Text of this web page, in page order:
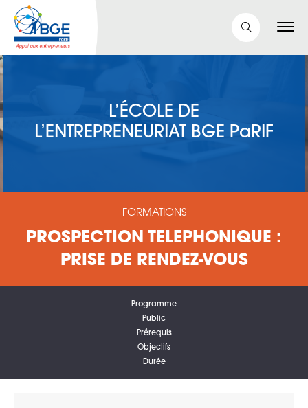
L’ÉCOLE DE
L’ENTREPRENEURIAT BGE PaRIF
FORMATIONS
PROSPECTION TELEPHONIQUE :
PRISE DE RENDEZ-VOUS
Programme
Public
Prérequis
Objectifs
Durée